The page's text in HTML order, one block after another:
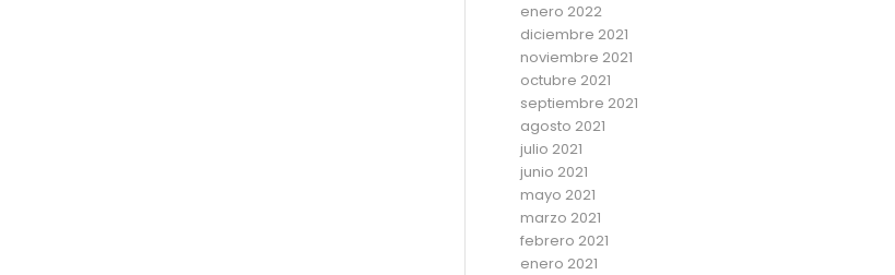
enero 2022
diciembre 2021
noviembre 2021
octubre 2021
septiembre 2021
agosto 2021
julio 2021
junio 2021
mayo 2021
marzo 2021
febrero 2021
enero 2021